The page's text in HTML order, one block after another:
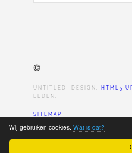
Wij gebruiken cookies. Wat is dat?
©
UNTITLED. DESIGN: HTML5
LEDEN.
SITEMAP